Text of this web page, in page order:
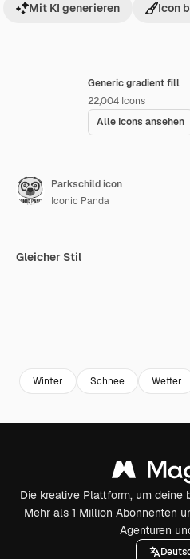
Generic gradient fill
22,004 Icons
Alle Icons ansehen
Mit KI generieren Icon
Parkschild icon
Iconic Panda
Gleicher Stil
Winter Schnee Wetter
Die kreative Plattform, um
Mehr als 1 Million Abonnenten
Agenturen